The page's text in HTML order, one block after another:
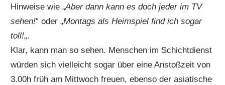
Hinweise wie „Aber dann kann es doch jeder im TV
sehen!“ oder „Montags als Heimspiel find ich sogar
toll!„.
Klar, kann man so sehen. Menschen im Schichtdienst
würden sich vielleicht sogar über eine Anstoßzeit von
3.00h früh am Mittwoch freuen, ebenso der asiatische